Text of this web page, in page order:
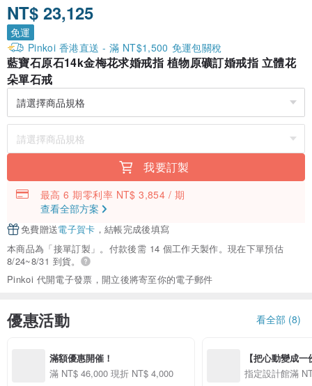
NT$ 23,125
免運
Pinkoi 香港直送 - 滿 NT$1,500 免運包關稅
藍寶石原石14k金梅花求婚戒指 植物原礦訂婚戒指 立體花
朵單石戒
我要訂製
最高 6 期零利率 NT$ 3,854 / 期
查看全部方案
免費贈送電子賀卡 ，結帳完成後填寫
本商品為「接單訂製」。付款後需 14 個工作天製作。現在下單預估
8/24~8/31 到貨。
Pinkoi 代開電子發票，開立後將寄至你的電子郵件
優惠活動 看全部 (8)
滿額優惠開催！
滿 NT$ 46,000 現折 NT$ 4,000
【把心動變成
精選品牌全館滿
指定設計館滿